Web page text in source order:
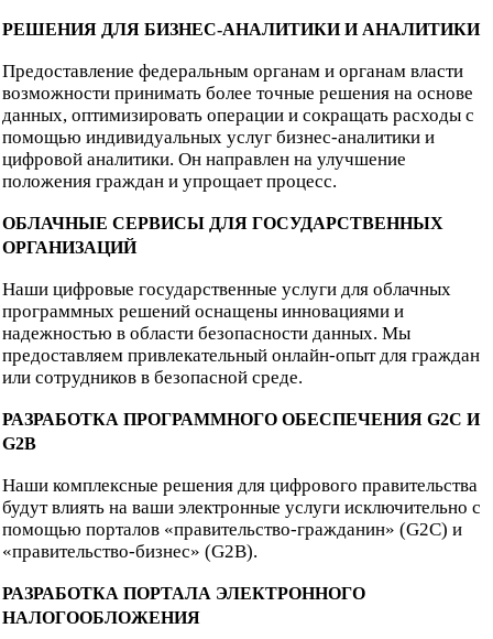
РЕШЕНИЯ ДЛЯ БИЗНЕС-АНАЛИТИКИ И АНАЛИТИКИ
Предоставление федеральным органам и органам власти
возможности принимать более точные решения на основе
данных, оптимизировать операции и сокращать расходы с
помощью индивидуальных услуг бизнес-аналитики и
цифровой аналитики. Он направлен на улучшение
положения граждан и упрощает процесс.
ОБЛАЧНЫЕ СЕРВИСЫ ДЛЯ ГОСУДАРСТВЕННЫХ
ОРГАНИЗАЦИЙ
Наши цифровые государственные услуги для облачных
программных решений оснащены инновациями и
надежностью в области безопасности данных. Мы
предоставляем привлекательный онлайн-опыт для граждан
или сотрудников в безопасной среде.
РАЗРАБОТКА ПРОГРАММНОГО ОБЕСПЕЧЕНИЯ G2C И
G2B
Наши комплексные решения для цифрового правительства
будут влиять на ваши электронные услуги исключительно с
помощью порталов «правительство-гражданин» (G2C) и
«правительство-бизнес» (G2B).
РАЗРАБОТКА ПОРТАЛА ЭЛЕКТРОННОГО
НАЛОГООБЛОЖЕНИЯ